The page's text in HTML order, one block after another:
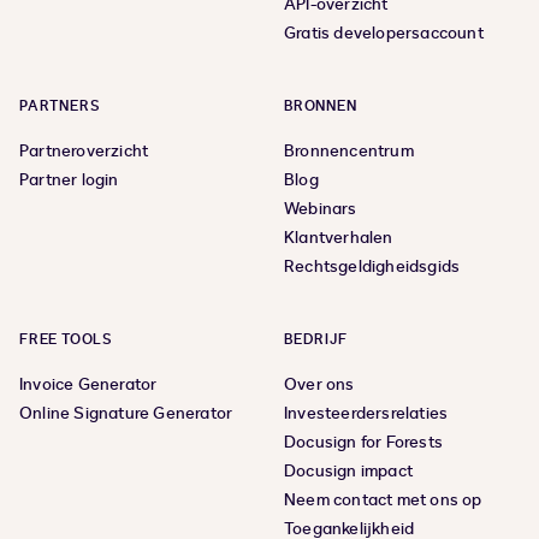
Gratis developersaccount
PARTNERS
Partneroverzicht
Partner login
BRONNEN
Bronnencentrum
Blog
Webinars
Klantverhalen
Rechtsgeldigheidsgids
FREE TOOLS
Invoice Generator
Online Signature Generator
BEDRIJF
Over ons
Investeerdersrelaties
Docusign for Forests
Docusign impact
Neem contact met ons op
Toegankelijkheid